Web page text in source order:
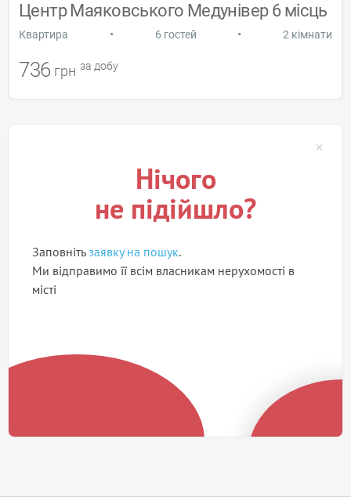
Центр Маяковського Медунівер 6 місць
Квартира • 6 гостей • 2 кімнати
736 грн за добу
Нічого
не підійшло?
Заповнітьзаявку на пошук.
Ми відправимо її всім власникам нерухомості в
місті